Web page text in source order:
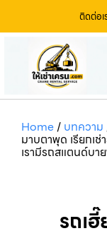
ติดต่อเ
Home/ บทความ
มาบตาพุด เรียกเ
เรามีรถสแตนด์บ
รถเ